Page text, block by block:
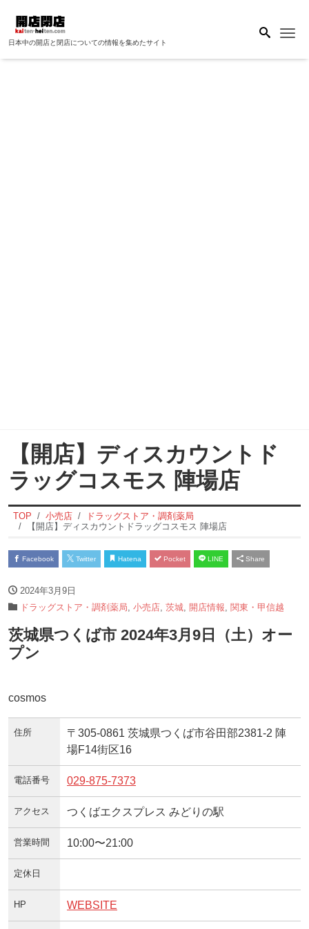
日本中の開店と閉店についての情報を集めたサイト
【開店】ディスカウントド
ラッグコスモス 陣場店
TOP 小売店
ドラッグストア・調剤薬局
【開店】ディスカウントドラッグコスモス 陣場店
Facebook Twitter Hatena Pocket LINE Share
2024年3月9日
ドラッグストア・調剤薬局 小売店 茨城 開店情報 関東・甲信越
茨城県つくば市 2024年3月9日（土）オー
プン
cosmos
住所
〒305-0861 茨城県つくば市谷田部2381-2 陣
場F14街区16
電話番号 029-875-7373
アクセス つくばエクスプレス みどりの駅
営業時間 10:00〜21:00
定休日
HP WEBSITE